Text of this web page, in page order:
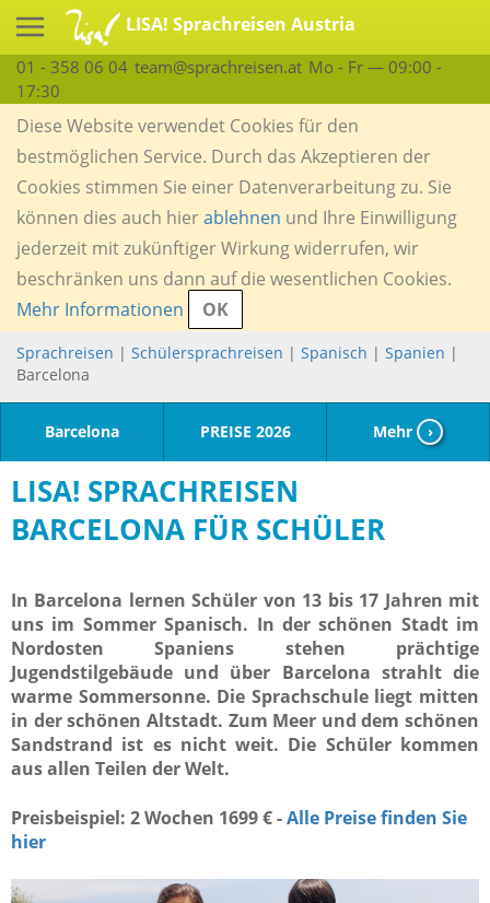
LISA! Sprachreisen Austria
01 - 358 06 04 team@sprachreisen.at Mo - Fr — 09:00 -
17:30
Diese Website verwendet Cookies für den
bestmöglichen Service. Durch das Akzeptieren der
Cookies stimmen Sie einer Datenverarbeitung zu. Sie
können dies auch hierablehnen und Ihre Einwilligung
jederzeit mit zukünftiger Wirkung widerrufen, wir
beschränken uns dann auf die wesentlichen Cookies.
Mehr Informationen
OK
Sprachreisen | Schülersprachreisen | Spanisch | Spanien |
Barcelona
Barcelona PREISE 2026 Mehr ›
LISA! SPRACHREISEN
BARCELONA FÜR SCHÜLER
In Barcelona lernen Schüler von 13 bis 17 Jahren mit
uns im Sommer Spanisch. In der schönen Stadt im
Nordosten Spaniens stehen prächtige
Jugendstilgebäude und über Barcelona strahlt die
warme Sommersonne. Die Sprachschule liegt mitten
in der schönen Altstadt. Zum Meer und dem schönen
Sandstrand ist es nicht weit. Die Schüler kommen
aus allen Teilen der Welt.
Preisbeispiel: 2 Wochen 1699 € -Alle Preise finden Sie
hier